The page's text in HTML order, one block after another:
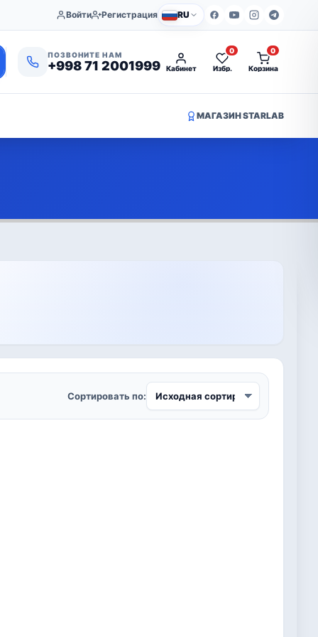
Войти Регистрация RU
ПОЗВОНИТЕ НАМ
+998 71 2001999 Кабинет Избр.
0
Корзина
0
МАГАЗИН STARLAB
Сортировать по: